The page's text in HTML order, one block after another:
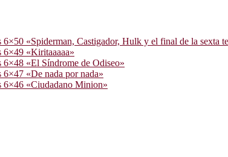
«Spiderman, Castigador, Hulk y el final de la sexta
6×49 «Kiritaaaaa»
6×48 «El Síndrome de Odiseo»
«De nada por nada»
6×46 «Ciudadano Minion»